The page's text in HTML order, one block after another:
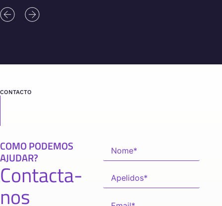
CONTACTO
COMO PODEMOS
AJUDAR?
Contacta-
nos